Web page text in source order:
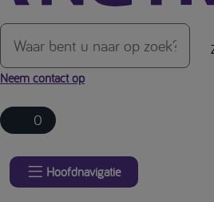
Neem contact op
0
Hoofdnavigatie